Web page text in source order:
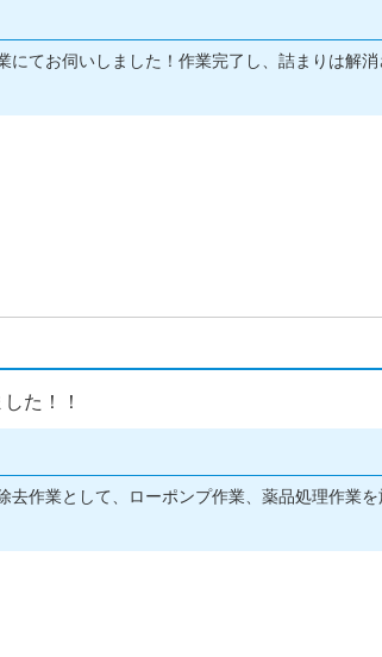
てお伺いしました！作業完了し、詰まりは解消
た！！
作業として、ローポンプ作業、薬品処理作業を